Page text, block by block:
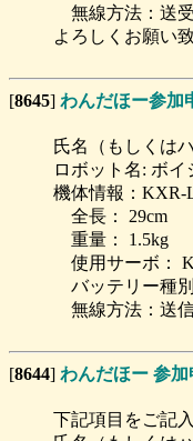
無線方法：送
よろしくお願い
[8645] わんだほー参加
氏名（もしくは
ロボット名: ボイ
機体情報：KXR-
全長： 29cm
重量： 1.5kg
使用サーボ：
バッテリー種
無線方法：送
[8644] わんだほー 参
下記項目をご記